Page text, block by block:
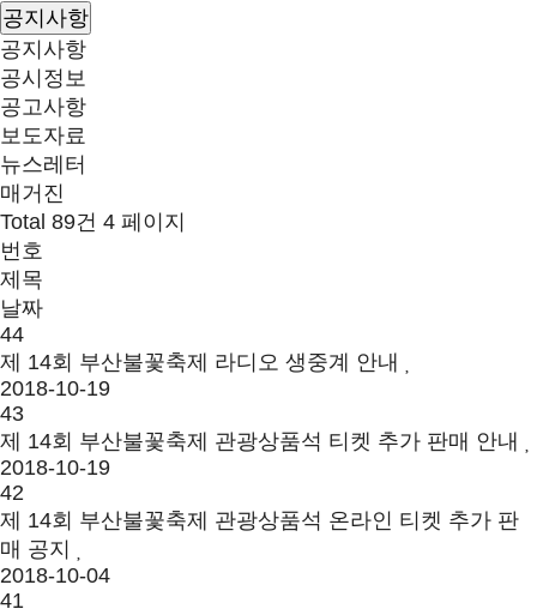
공지사항
공지사항
공시정보
공고사항
보도자료
뉴스레터
매거진
Total 89건 4 페이지
번호
제목
날짜
44
제 14회 부산불꽃축제 라디오 생중계 안내
2018-10-19
43
제 14회 부산불꽃축제 관광상품석 티켓 추가 판매 안내
2018-10-19
42
제 14회 부산불꽃축제 관광상품석 온라인 티켓 추가 판
매 공지
2018-10-04
41